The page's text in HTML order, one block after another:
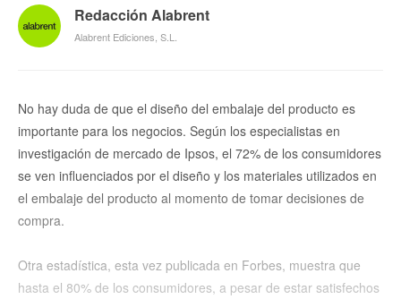
Redacción Alabrent
Alabrent Ediciones, S.L.
No hay duda de que el diseño del embalaje del producto es
importante para los negocios. Según los especialistas en
investigación de mercado de Ipsos, el 72% de los consumidores
se ven influenciados por el diseño y los materiales utilizados en
el embalaje del producto al momento de tomar decisiones de
compra.
Otra estadística, esta vez publicada en Forbes, muestra que
hasta el 80% de los consumidores, a pesar de estar satisfechos